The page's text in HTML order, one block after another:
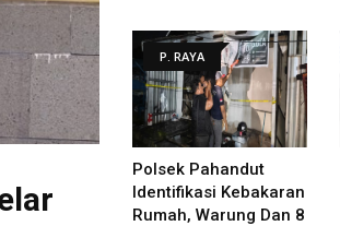
P. RAYA
Polsek Pahandut
Identifikasi Kebakaran
Rumah, Warung Dan 8